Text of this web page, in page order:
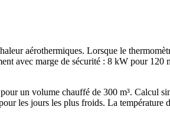
aérothermiques. Lorsque le
avec marge de sécurité : 8 kW pour 120
un volume chauffé de 300 m³. Calcul
les jours les plus froids. La température